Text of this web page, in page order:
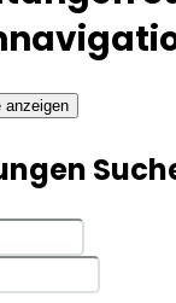
anzeigen